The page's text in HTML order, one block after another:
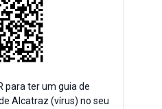
para ter um guia de
Alcatraz (vírus) no seu